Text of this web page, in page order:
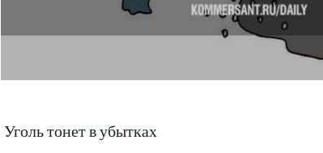
Уголь тонет в убытках